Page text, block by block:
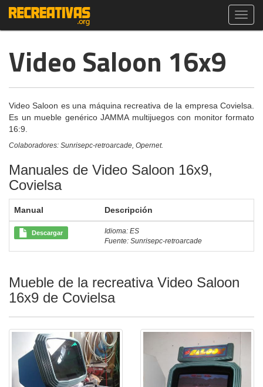
Video Saloon 16x9
Video Saloon es una máquina recreativa de la empresa Covielsa.
Es un mueble genérico JAMMA multijuegos con monitor formato
16:9.
Colaboradores: Sunrisepc-retroarcade, Opernet.
Manuales de Video Saloon 16x9,
Covielsa
Manual Descripción
Descargar
Idioma: ES
Fuente: Sunrisepc-retroarcade
Mueble de la recreativa Video Saloon
16x9 de Covielsa